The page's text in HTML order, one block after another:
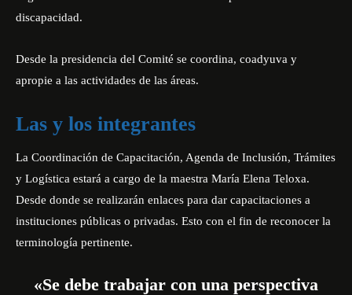
discapacidad.
Desde la presidencia del Comité se coordina, coadyuva y
apropie a las actividades de las áreas.
Las y los integrantes
La Coordinación de Capacitación, Agenda de Inclusión, Trámites
y Logística estará a cargo de la maestra María Elena Teloxa.
Desde donde se realizarán enlaces para dar capacitaciones a
instituciones públicas o privadas. Esto con el fin de reconocer la
terminología pertinente.
«Se debe trabajar con una perspectiva